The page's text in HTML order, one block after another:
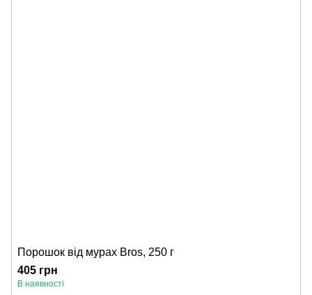
Порошок від мурах Bros, 250 г
405 грн
В наявності